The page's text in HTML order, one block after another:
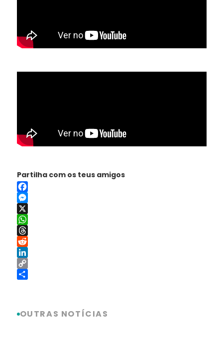
Partilha com os teus amigos
Facebook
Messenger
X
WhatsApp
Threads
Reddit
LinkedIn
Copy
OUTRAS NOTÍCIAS